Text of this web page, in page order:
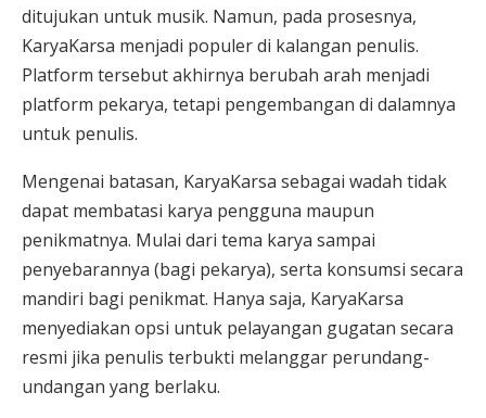
ditujukan untuk musik. Namun, pada prosesnya,
KaryaKarsa menjadi populer di kalangan penulis.
Platform tersebut akhirnya berubah arah menjadi
platform pekarya, tetapi pengembangan di dalamnya
untuk penulis.
Mengenai batasan, KaryaKarsa sebagai wadah tidak
dapat membatasi karya pengguna maupun
penikmatnya. Mulai dari tema karya sampai
penyebarannya (bagi pekarya), serta konsumsi secara
mandiri bagi penikmat. Hanya saja, KaryaKarsa
menyediakan opsi untuk pelayangan gugatan secara
resmi jika penulis terbukti melanggar perundang-
undangan yang berlaku.